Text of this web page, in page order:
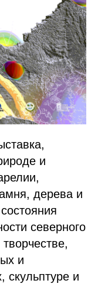
и
дерева и
северного
и
скульптуре и